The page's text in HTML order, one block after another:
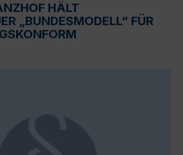
HÄLT
„BUNDESMODELL“ FÜR